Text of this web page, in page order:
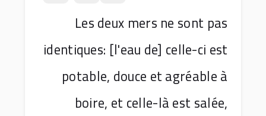
Les deux mers ne sont pas
identiques: [l'eau de] celle-ci est
potable, douce et agréable à
boire, et celle-là est salée,